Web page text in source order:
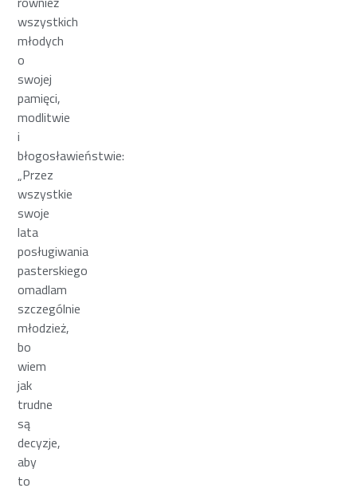
wszystkich
młodych
o
swojej
pamięci,
modlitwie
i
błogosławieństwie:
„Przez
wszystkie
swoje
lata
posługiwania
pasterskiego
omadlam
szczególnie
młodzież,
bo
wiem
jak
trudne
są
decyzje,
aby
to